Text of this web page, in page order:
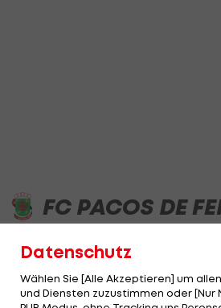
FC PACOS DE
TABELLE ERGEBNISSE
Datenschutz
Wählen Sie [Alle Akzeptieren] um
und Diensten zuzustimmen oder [Nur